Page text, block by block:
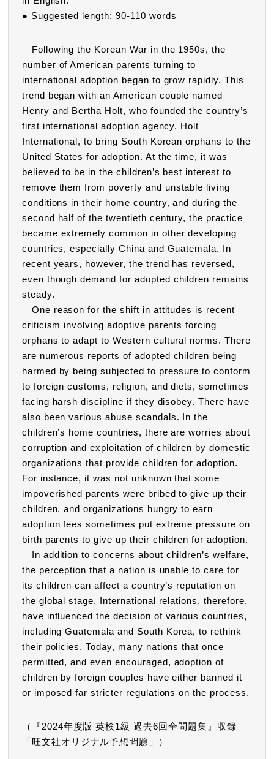
● Suggested length: 90-110 words
Following the Korean War in the 1950s, the
number of American parents turning to
international adoption began to grow rapidly. This
trend began with an American couple named
Henry and Bertha Holt, who founded the country’s
first international adoption agency, Holt
International, to bring South Korean orphans to the
United States for adoption. At the time, it was
believed to be in the children’s best interest to
remove them from poverty and unstable living
conditions in their home country, and during the
second half of the twentieth century, the practice
became extremely common in other developing
countries, especially China and Guatemala. In
recent years, however, the trend has reversed,
even though demand for adopted children remains
steady.
One reason for the shift in attitudes is recent
criticism involving adoptive parents forcing
orphans to adapt to Western cultural norms. There
are numerous reports of adopted children being
harmed by being subjected to pressure to conform
to foreign customs, religion, and diets, sometimes
facing harsh discipline if they disobey. There have
also been various abuse scandals. In the
children’s home countries, there are worries about
corruption and exploitation of children by domestic
organizations that provide children for adoption.
For instance, it was not unknown that some
impoverished parents were bribed to give up their
children, and organizations hungry to earn
adoption fees sometimes put extreme pressure on
birth parents to give up their children for adoption.
In addition to concerns about children’s welfare,
the perception that a nation is unable to care for
its children can affect a country’s reputation on
the global stage. International relations, therefore,
have influenced the decision of various countries,
including Guatemala and South Korea, to rethink
their policies. Today, many nations that once
permitted, and even encouraged, adoption of
children by foreign couples have either banned it
or imposed far stricter regulations on the process.
（『2024年度版 英検1級 過去6回全問題集』収録
「旺文社オリジナル予想問題」）